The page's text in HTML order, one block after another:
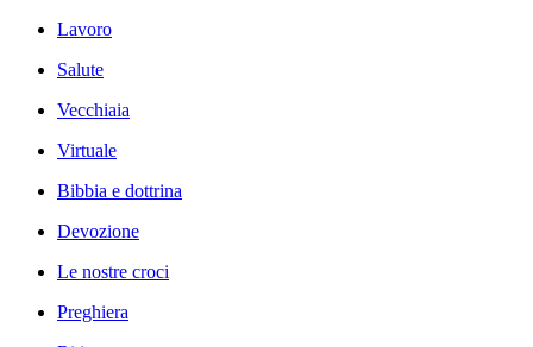
Lavoro
Salute
Vecchiaia
Virtuale
Bibbia e dottrina
Devozione
Le nostre croci
Preghiera